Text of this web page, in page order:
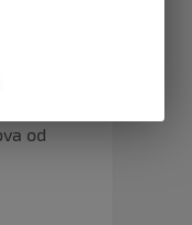
treba
od